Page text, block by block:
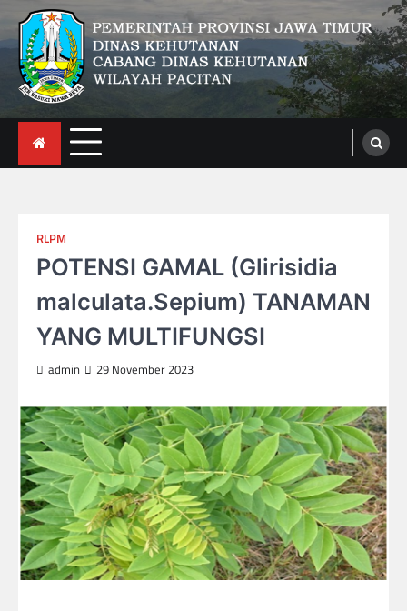
content
CDK Wilayah Pacitan
RLPM
POTENSI GAMAL (Glirisidia
malculata.Sepium) TANAMAN
YANG MULTIFUNGSI
admin 29 November 2023